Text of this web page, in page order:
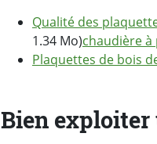
Qualité des
1.34 Mo)chaudière
Plaquettes de bois
Bien exploiter